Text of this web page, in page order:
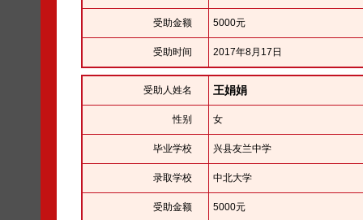
受助金额 5000元
受助时间 2017年8月17日
受助人姓名 王娟娟
性别 女
毕业学校 兴县友兰中学
录取学校 中北大学
受助金额 5000元